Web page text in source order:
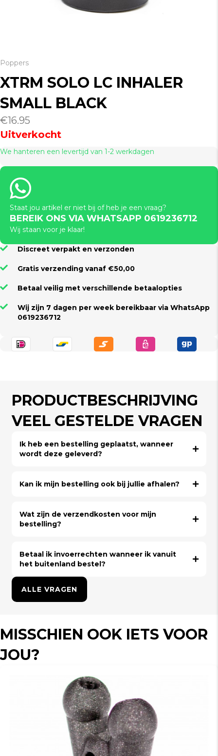
Poppers
XTRM SOLO LC INHALER
SMALL BLACK
€16.95
Uitverkocht
We hanteren een levertijd van 1-2 werkdagen
Staat jou artikel er niet bij of heb je een vraag?
BEREIK ONS VIA WHATSAPP 0619236712
Wij staan voor je klaar!
Discreet verpakt en verzonden
Gratis verzending vanaf €50,00
Betaal veilig met verschillende betaalopties
Wij zijn 7 dagen per week bereikbaar via WhatsApp
0619236712
PRODUCTBESCHRIJVING
VEEL GESTELDE VRAGEN
Ik heb een bestelling geplaatst, wanneer
wordt deze geleverd?
Kan ik mijn bestelling ook bij jullie afhalen?
Wat zijn de verzendkosten voor mijn
bestelling?
Betaal ik invoerrechten wanneer ik vanuit
het buitenland bestel?
ALLE VRAGEN
MISSCHIEN OOK IETS VOOR
JOU?